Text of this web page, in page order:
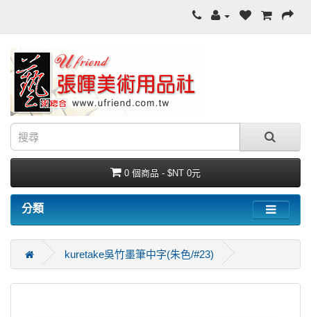
0 個商品 - $NT 0元
分類
kuretake吳竹墨筆中字(朱色/#23)